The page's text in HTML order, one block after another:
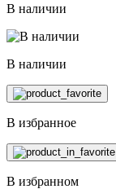
В наличии
В наличии
В избранное
В избранном